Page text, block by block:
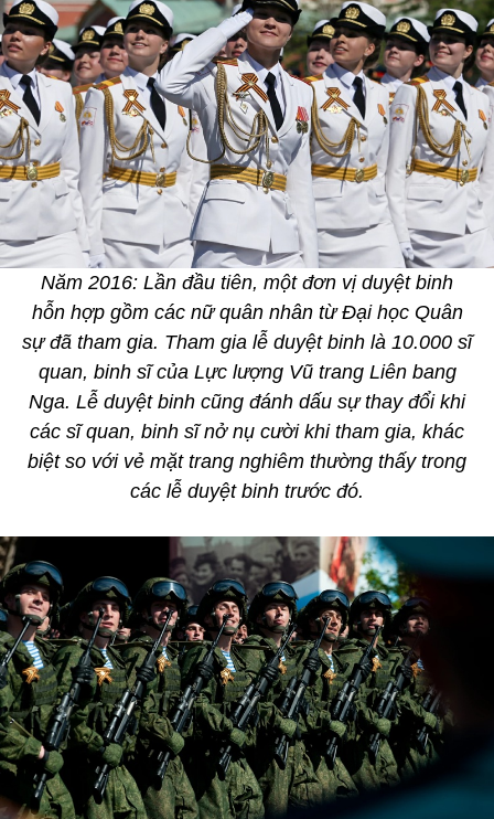
Năm 2016: Lần đầu tiên, một đơn vị duyệt binh
hỗn hợp gồm các nữ quân nhân từ Đại học Quân
sự đã tham gia. Tham gia lễ duyệt binh là 10.000 sĩ
quan, binh sĩ của Lực lượng Vũ trang Liên bang
Nga. Lễ duyệt binh cũng đánh dấu sự thay đổi khi
các sĩ quan, binh sĩ nở nụ cười khi tham gia, khác
biệt so với vẻ mặt trang nghiêm thường thấy trong
các lễ duyệt binh trước đó.